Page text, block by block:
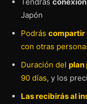
Tendrás
Japón
Podrás compartir
con otras
Duración del plan
90 días, y los
Las recibirás al